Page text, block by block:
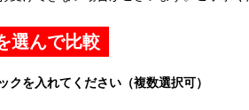
選んで比較
クを入れてください（複数選択可）